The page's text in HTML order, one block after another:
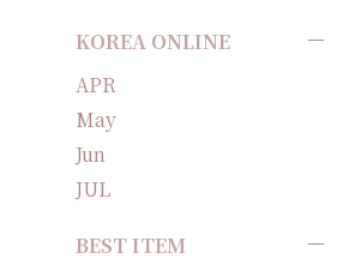
KOREA ONLINE
APR
May
Jun
JUL
BEST ITEM